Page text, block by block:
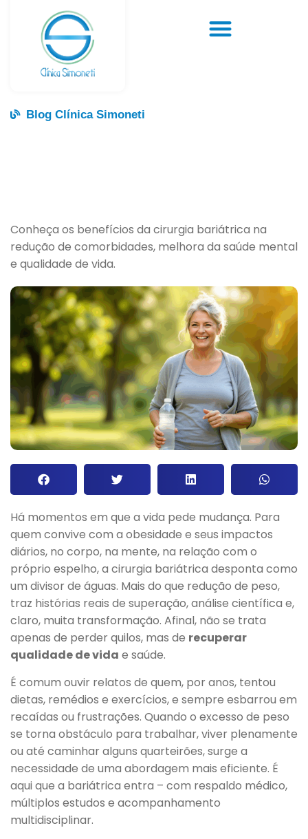
Blog Clínica Simoneti
Conheça os benefícios da cirurgia bariátrica na
redução de comorbidades, melhora da saúde mental
e qualidade de vida.
Há momentos em que a vida pede mudança. Para
quem convive com a obesidade e seus impactos
diários, no corpo, na mente, na relação com o
próprio espelho, a cirurgia bariátrica desponta como
um divisor de águas. Mais do que redução de peso,
traz histórias reais de superação, análise científica e,
claro, muita transformação. Afinal, não se trata
apenas de perder quilos, mas de recuperar
qualidade de vida e saúde.
É comum ouvir relatos de quem, por anos, tentou
dietas, remédios e exercícios, e sempre esbarrou em
recaídas ou frustrações. Quando o excesso de peso
se torna obstáculo para trabalhar, viver plenamente
ou até caminhar alguns quarteirões, surge a
necessidade de uma abordagem mais eficiente. É
aqui que a bariátrica entra – com respaldo médico,
múltiplos estudos e acompanhamento
multidisciplinar.